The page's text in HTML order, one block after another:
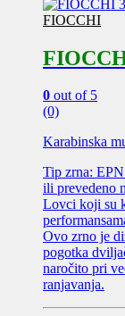
FIOCCHI
0 out of 5
(0)
Karabinska
Tip zrna:
ili prevedeno
Lovci koji su
Ovo zrno je
pogotka
naročito pri
ranjavanja.